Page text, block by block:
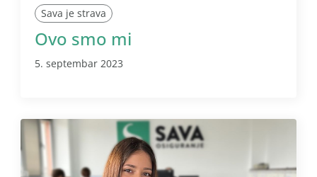
Sava je strava
Ovo smo mi
5. septembar 2023